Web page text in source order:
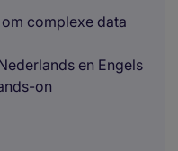
complexe data
en Engels
on